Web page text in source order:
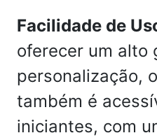
Facilidade de
oferecer um alto
personalização,
também é
iniciantes, com